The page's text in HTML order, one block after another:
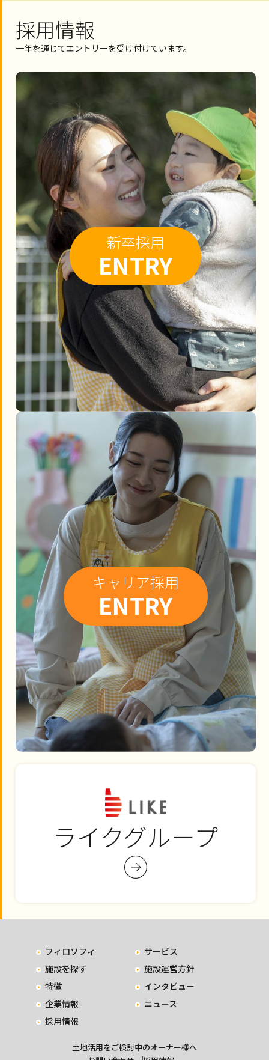
採用情報
一年を通じてエントリーを受け付けています。
新卒採用
ENTRY
キャリア採用
ENTRY
ライクグループ
フィロソフィ
サービス
施設を探す
施設運営方針
特徴
インタビュー
企業情報
ニュース
採用情報
土地活用をご検討中のオーナー様へ